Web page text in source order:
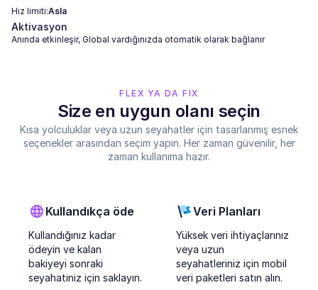
Hız limiti:Asla
Aktivasyon
Anında etkinleşir, Global vardığınızda otomatik olarak bağlanır
FLEX YA DA FIX
Size en uygun olanı seçin
Kısa yolculuklar veya uzun seyahatler için tasarlanmış esnek
seçenekler arasından seçim yapın. Her zaman güvenilir, her
zaman kullanıma hazır.
Kullandıkça öde
Kullandığınız kadar
ödeyin ve kalan
bakiyeyi sonraki
seyahatiniz için saklayın.
Veri Planları
Yüksek veri ihtiyaçlarınız
veya uzun
seyahatleriniz için mobil
veri paketleri satın alın.